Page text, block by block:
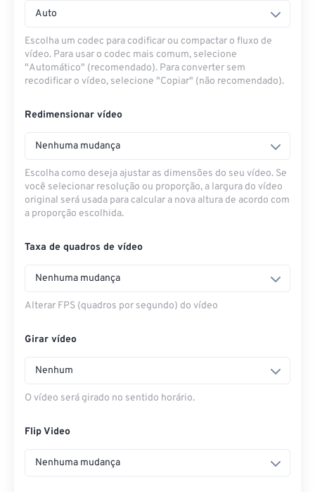
Auto
Escolha um codec para codificar ou compactar o fluxo de
vídeo. Para usar o codec mais comum, selecione
"Automático" (recomendado). Para converter sem
recodificar o vídeo, selecione "Copiar" (não recomendado).
Redimensionar vídeo
Nenhuma mudança
Escolha como deseja ajustar as dimensões do seu vídeo. Se
você selecionar resolução ou proporção, a largura do vídeo
original será usada para calcular a nova altura de acordo com
a proporção escolhida.
Taxa de quadros de vídeo
Nenhuma mudança
Alterar FPS (quadros por segundo) do vídeo
Girar vídeo
Nenhum
O vídeo será girado no sentido horário.
Flip Video
Nenhuma mudança